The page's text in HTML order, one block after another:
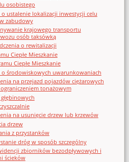
osobistego
ustalenie lokalizacji inwestycji celu
zabudowy
krajowego transportu
osób taksówką
o rewitalizacji
Ciepłe Mieszkanie
Ciepłe Mieszkanie
środowiskowych uwarunkowaniach
na przejazd pojazdów ciężarowych
tonażowym
na usunięcie drzew lub krzewów
drzew
z przystanków
dróg w sposób szczególny
zbiorników bezodpływowych i
ścieków